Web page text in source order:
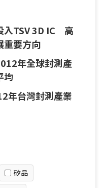
入TSV 3D IC 高
重要方向
年全球封測產
均
年台灣封測產業
矽品